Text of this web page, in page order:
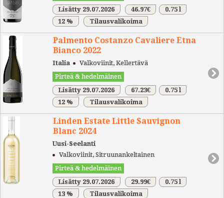
Lisätty 29.07.2026 46.97€
0.75 l
12 %
Tilausvalikoima
Palmento Costanzo Cavaliere Etna
Bianco 2022
Italia
Valkoviinit, Kellertävä
Pirteä & hedelmäinen
Lisätty 29.07.2026
67.23€
0.75 l
12 %
Tilausvalikoima
Linden Estate Little Sauvignon
Blanc 2024
Uusi-Seelanti
Valkoviinit, Sitruunankeltainen
Pirteä & hedelmäinen
Lisätty 29.07.2026
29.99€
0.75 l
13 %
Tilausvalikoima